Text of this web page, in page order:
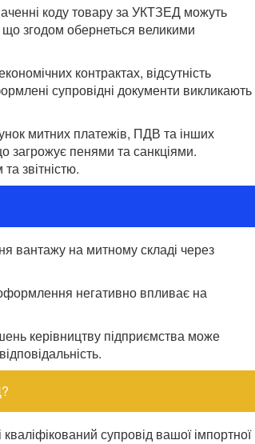
коду товару за УКТЗЕД можуть
згодом обернеться великими
контрактах, відсутність
супровідні документи викликають
митних платежів, ПДВ та інших
загрожує пенями та санкціями.
звітністю.
вантажу на митному складі через
негативно впливає на
керівництву підприємства може
супровід вашої імпортної